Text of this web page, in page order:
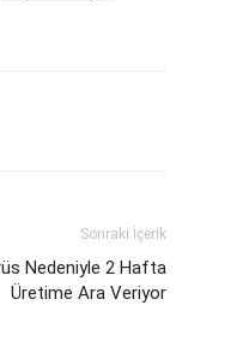
Sonraki İçerik
Nedeniyle 2 Hafta
Üretime Ara Veriyor